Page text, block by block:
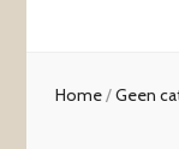
Home/Geen